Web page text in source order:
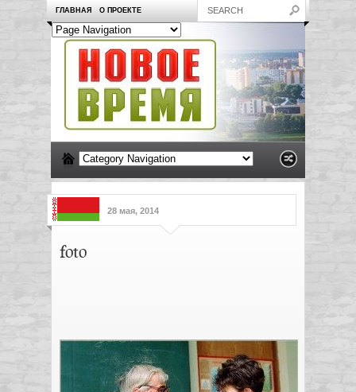
ГЛАВНАЯ О ПРОЕКТЕ
28 мая, 2014
foto